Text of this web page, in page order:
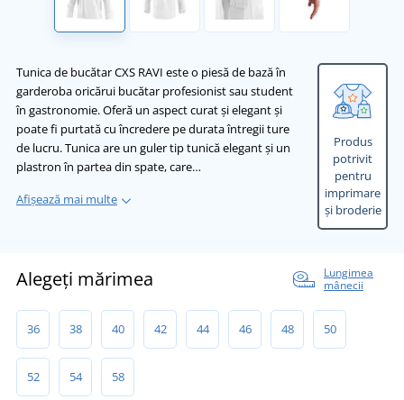
Tunica de bucătar CXS RAVI este o piesă de bază în
garderoba oricărui bucătar profesionist sau student
în gastronomie. Oferă un aspect curat și elegant și
poate fi purtată cu încredere pe durata întregii ture
de lucru. Tunica are un guler tip tunică elegant și un
plastron în partea din spate, care…
Afișează mai multe
Produs
potrivit
pentru
imprimare
și broderie
Alegeți mărimea
Lungimea
mânecii
36 38 40 42 44 46 48 50
52 54 58